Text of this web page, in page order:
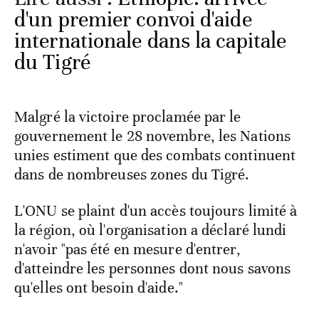
d'un premier convoi d'aide
internationale dans la capitale
du Tigré
Malgré la victoire proclamée par le
gouvernement le 28 novembre, les Nations
unies estiment que des combats continuent
dans de nombreuses zones du Tigré.
L'ONU se plaint d'un accès toujours limité à
la région, où l'organisation a déclaré lundi
n'avoir "pas été en mesure d'entrer,
d'atteindre les personnes dont nous savons
qu'elles ont besoin d'aide."